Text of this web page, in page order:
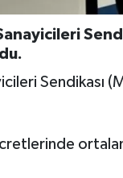
Sendikası